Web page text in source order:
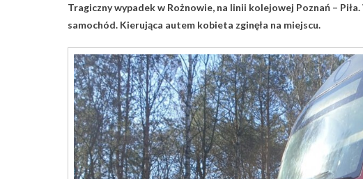
Tragiczny wypadek w Rożnowie, na linii kolejowej Poznań –
samochód. Kierująca autem kobieta zginęła na miejscu.